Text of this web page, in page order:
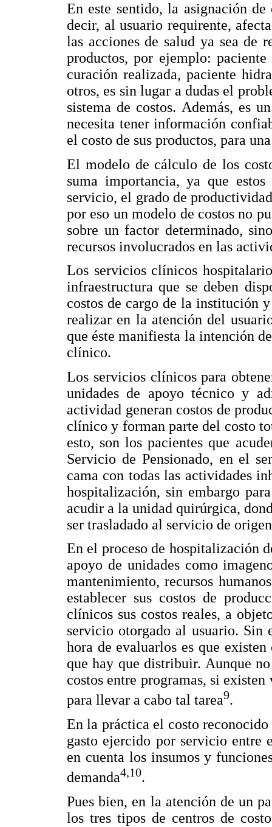
En este sentido, la asignación
decir, al usuario requirente,
las acciones de salud ya sea de
productos, por ejemplo:
curación realizada, paciente
otros, es sin lugar a dudas el
sistema de costos. Además, es
necesita tener información
el costo de sus productos, para
El modelo de cálculo de los
suma importancia, ya que
servicio, el grado de
por eso un modelo de costos no
sobre un factor determinado,
recursos involucrados en las
Los servicios clínicos
infraestructura que se deben
costos de cargo de la institución
realizar en la atención del
que éste manifiesta la intención
clínico.
Los servicios clínicos para
unidades de apoyo técnico y
actividad generan costos de
clínico y forman parte del costo
esto, son los pacientes que
Servicio de Pensionado, en el
cama con todas las actividades
hospitalización, sin embargo
acudir a la unidad quirúrgica,
ser trasladado al servicio de
En el proceso de hospitalización
apoyo de unidades como
mantenimiento, recursos
establecer sus costos de
clínicos sus costos reales, a
servicio otorgado al usuario. Sin
hora de evaluarlos es que
que hay que distribuir. Aunque
costos entre programas, si
para llevar a cabo tal tarea9.
En la práctica el costo
gasto ejercido por servicio entre
en cuenta los insumos y
demanda4,10.
Pues bien, en la atención de un
los tres tipos de centros de